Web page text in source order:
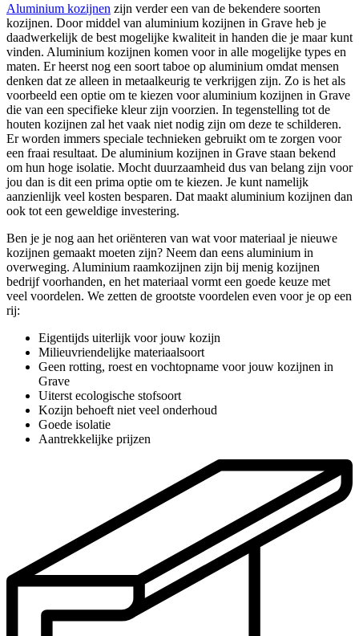
Aluminium kozijnen zijn verder een van de bekendere soorten
kozijnen. Door middel van aluminium kozijnen in Grave heb je
daadwerkelijk de best mogelijke kwaliteit in handen die je maar kunt
vinden. Aluminium kozijnen komen voor in alle mogelijke types en
maten. Er heerst nog een soort taboe op aluminium omdat mensen
denken dat ze alleen in metaalkeurig te verkrijgen zijn. Zo is het als
voorbeeld een optie om te kiezen voor aluminium kozijnen in Grave
die van een specifieke kleur zijn voorzien. In tegenstelling tot de
houten kozijnen zal het vaak niet nodig zijn om deze te schilderen.
Er worden immers speciale technieken gebruikt om te zorgen voor
een fraai resultaat. De aluminium kozijnen in Grave staan bekend
om hun hoge isolatie. Mocht duurzaamheid dus van belang zijn voor
jou dan is dit een prima optie om te kiezen. Je kunt namelijk
aanzienlijk veel kosten besparen. Dat maakt aluminium kozijnen dan
ook tot een geweldige investering.
Ben je je nog aan het oriënteren van wat voor materiaal je nieuwe
kozijnen gemaakt moeten zijn? Neem dan eens aluminium in
overweging. Aluminium raamkozijnen zijn bij menig kozijnen
bedrijf voorhanden, en het materiaal vormt een goede keuze met
veel voordelen. We zetten de grootste voordelen even voor je op een
rij:
Eigentijds uiterlijk voor jouw kozijn
Milieuvriendelijke materiaalsoort
Geen rotting, roest en vochtopname voor jouw kozijnen in
Grave
Uiterst ecologische stofsoort
Kozijn behoeft niet veel onderhoud
Goede isolatie
Aantrekkelijke prijzen